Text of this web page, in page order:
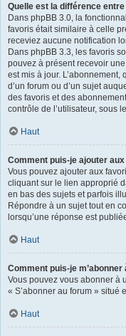
Quelle est la différence
Dans phpBB 3.0, la
favoris était similaire à celle
receviez aucune notification
Dans phpBB 3.3, les favoris
pouvez à présent recevoir
est mis à jour.
d’un forum ou d’un sujet
des favoris et des
contrôle de l’utilisateur, sous
Haut
Comment puis-je ajouter
Vous pouvez ajouter aux
cliquant sur le lien approprié
en bas des sujets et parfois
Répondre à un sujet tout en
lorsqu’une réponse est
Haut
Comment puis-je
Vous pouvez vous abonner à
« S’abonner au forum » situé
Haut